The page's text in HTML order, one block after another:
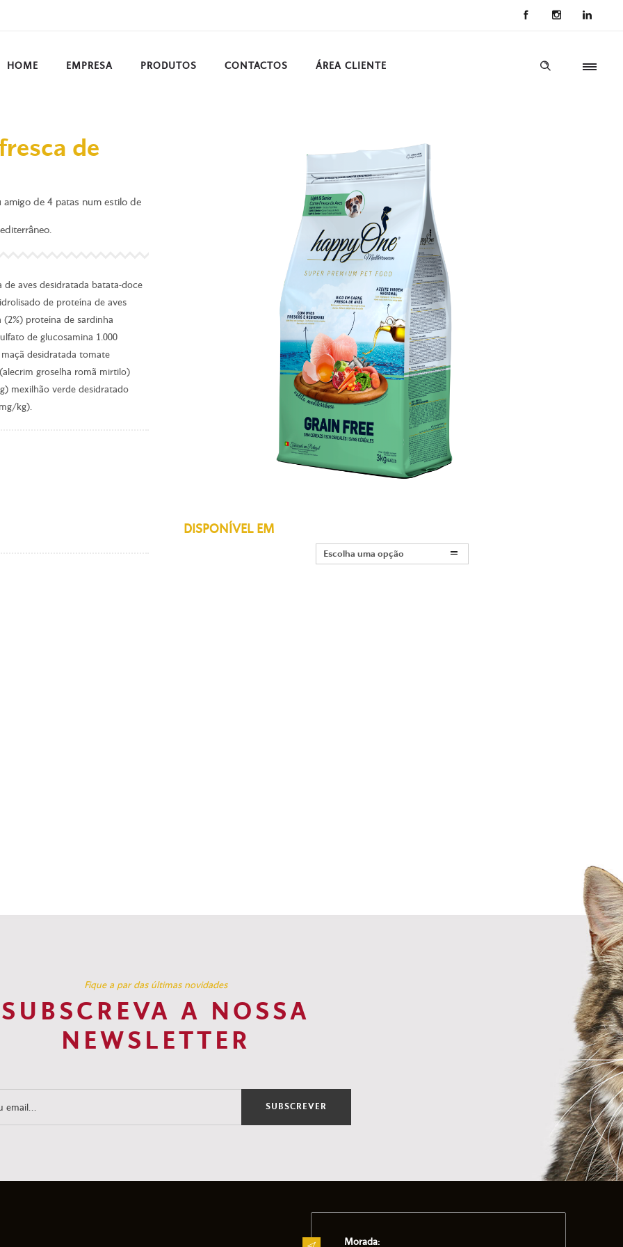
HOME EMPRESA PRODUTOS CONTACTOS ÁREA CLIENTE
de
de 4 patas num estilo de
de aves desidratada batata-doce
de proteína de aves
proteína de sardinha
de glucosamina 1.000
desidratada tomate
groselha romã mirtilo)
mexilhão verde desidratado
kg).
DISPONÍVEL EM
Escolha uma opção
Fique a par das últimas novidades
SUBSCREVA A NOSSA
NEWSLETTER
SUBSCREVER
Morada: